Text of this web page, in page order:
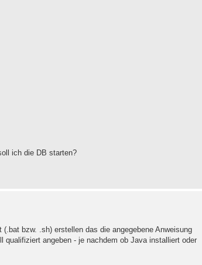
ich die DB starten?
bzw. .sh) erstellen das die angegebene Anweisung
angeben - je nachdem ob Java installiert oder